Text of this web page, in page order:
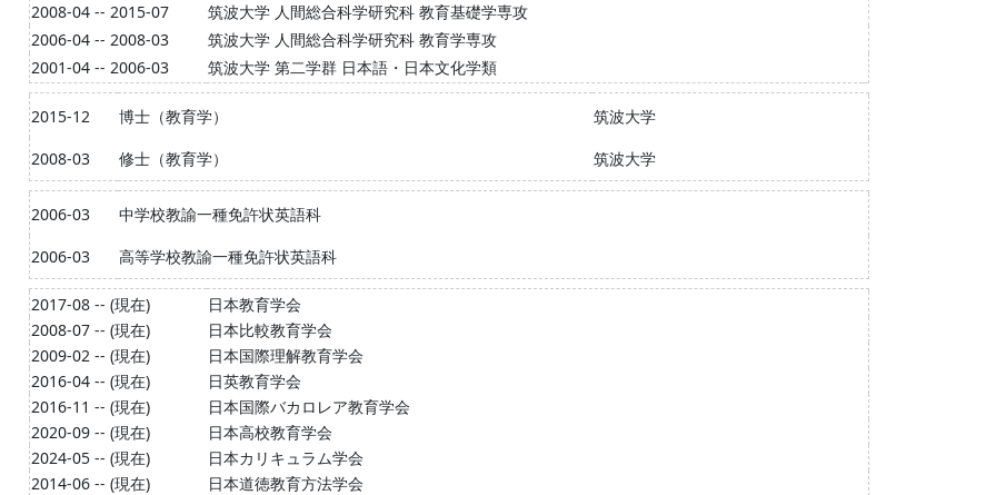
2008-04 -- 2015-07
筑波大学 人間総合科学研究科 教育基礎学専攻
2006-04 -- 2008-03
筑波大学 人間総合科学研究科 教育学専攻
2001-04 -- 2006-03
筑波大学 第二学群 日本語・日本文化学類
2015-12 博士（教育学）
筑波大学
2008-03
修士（教育学） 筑波大学
2006-03
中学校教諭一種免許状英語科
2006-03
高等学校教諭一種免許状英語科
2017-08 -- (現在)
日本教育学会
2008-07 -- (現在)
日本比較教育学会
2009-02 -- (現在)
日本国際理解教育学会
2016-04 -- (現在)
日英教育学会
2016-11 -- (現在)
日本国際バカロレア教育学会
2020-09 -- (現在)
日本高校教育学会
2024-05 -- (現在)
日本カリキュラム学会
2014-06 -- (現在)
日本道徳教育方法学会